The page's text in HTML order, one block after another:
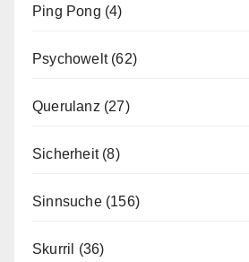
Ping Pong (4)
Psychowelt(62)
Querulanz(27)
Sicherheit(8)
Sinnsuche(156)
Skurril (36)